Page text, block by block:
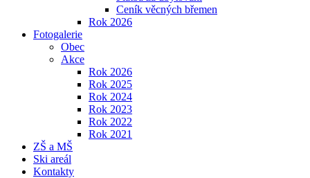
Ceník věcných břemen
Rok 2026
Fotogalerie
Obec
Akce
Rok 2026
Rok 2025
Rok 2024
Rok 2023
Rok 2022
Rok 2021
ZŠ a MŠ
Ski areál
Kontakty